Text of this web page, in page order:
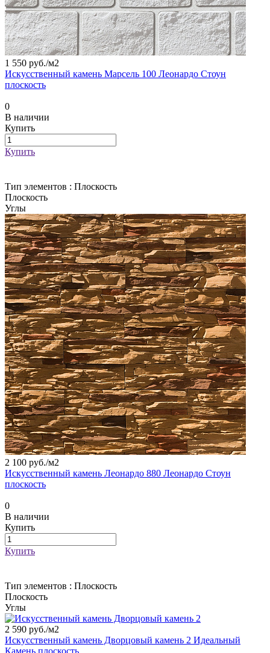
1 550 руб./м2
Искусственный камень Марсель 100 Леонардо Стоун
плоскость
0
В наличии
Купить
Купить
Тип элементов : Плоскость
Плоскость
Углы
2 100 руб./м2
Искусственный камень Леонардо 880 Леонардо Стоун
плоскость
0
В наличии
Купить
Купить
Тип элементов : Плоскость
Плоскость
Углы
2 590 руб./м2
Искусственный камень Дворцовый камень 2 Идеальный